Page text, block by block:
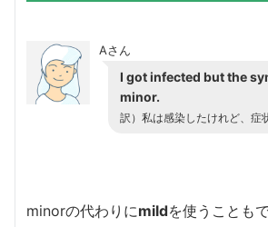
Aさん
I got infected but the
minor.
訳）私は感染したけれど、症
minorの代わりにmildを使うことも